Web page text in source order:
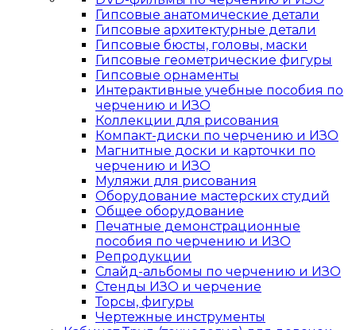
Гипсовые анатомические детали
Гипсовые архитектурные детали
Гипсовые бюсты, головы, маски
Гипсовые геометрические фигуры
Гипсовые орнаменты
Интерактивные учебные пособия по
черчению и ИЗО
Коллекции для рисования
Компакт-диски по черчению и ИЗО
Магнитные доски и карточки по
черчению и ИЗО
Муляжи для рисования
Оборудование мастерских студий
Общее оборудование
Печатные демонстрационные
пособия по черчению и ИЗО
Репродукции
Слайд-альбомы по черчению и ИЗО
Стенды ИЗО и черчение
Торсы, фигуры
Чертежные инструменты